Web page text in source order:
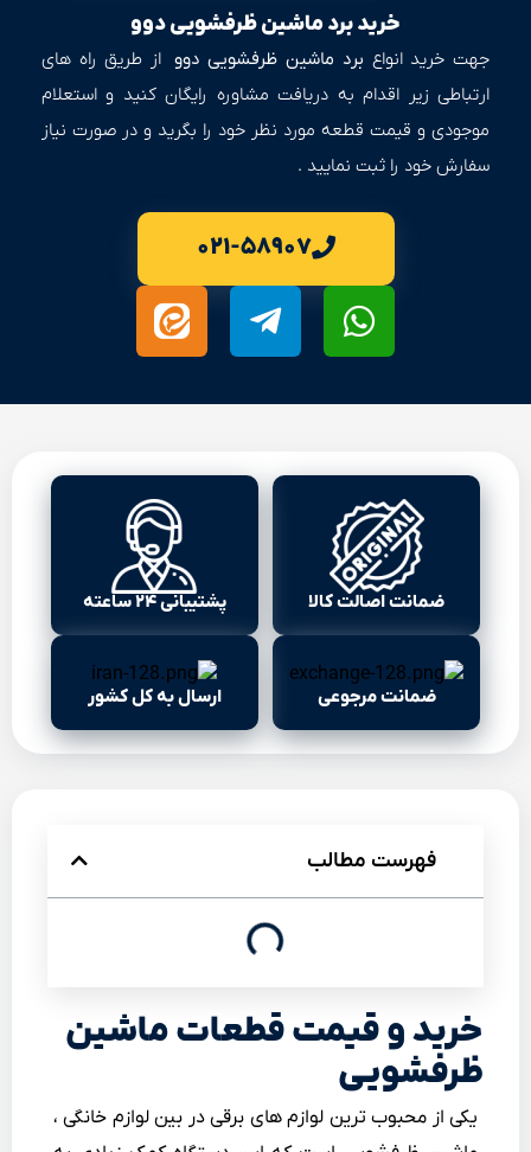
خرید برد ماشین ظرفشویی دوو
جهت خرید انواع برد ماشین ظرفشویی دوو از طریق راه های
ارتباطی زیر اقدام به دریافت مشاوره رایگان کنید و استعلام
موجودی و قیمت قطعه مورد نظر خود را بگرید و در صورت نیاز
سفارش خود را ثبت نمایید .
۰۲۱-۵۸۹۰۷
ضمانت اصالت کالا پشتیبانی ۲۴ ساعته
ضمانت مرجوعی ارسال به کل کشور
فهرست مطالب
خرید و قیمت قطعات ماشین
ظرفشویی
یکی از محبوب ترین لوازم های برقی در بین لوازم خانگی ،